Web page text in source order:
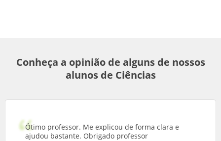
Conheça a opinião de alguns de nossos
alunos de Ciências
Ótimo professor. Me explicou de forma clara e
ajudou bastante. Obrigado professor